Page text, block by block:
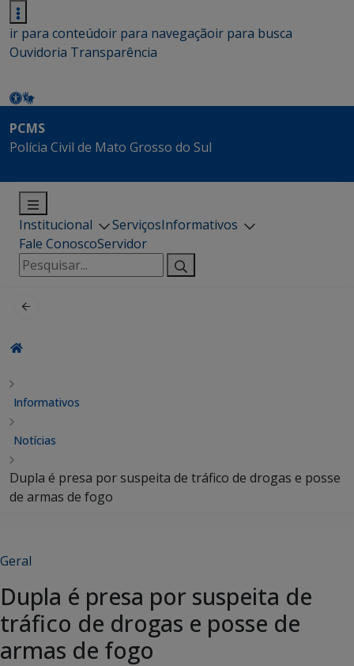
ir para conteúdoir para navegaçãoir para busca
Ouvidoria Transparência
PCMS
Polícia Civil de Mato Grosso do Sul
Institucional ServiçosInformativos
Fale ConoscoServidor
Pesquisar
por:
Informativos
Notícias
Dupla é presa por suspeita de tráfico de drogas e posse
de armas de fogo
Geral
Dupla é presa por suspeita de
tráfico de drogas e posse de
armas de fogo